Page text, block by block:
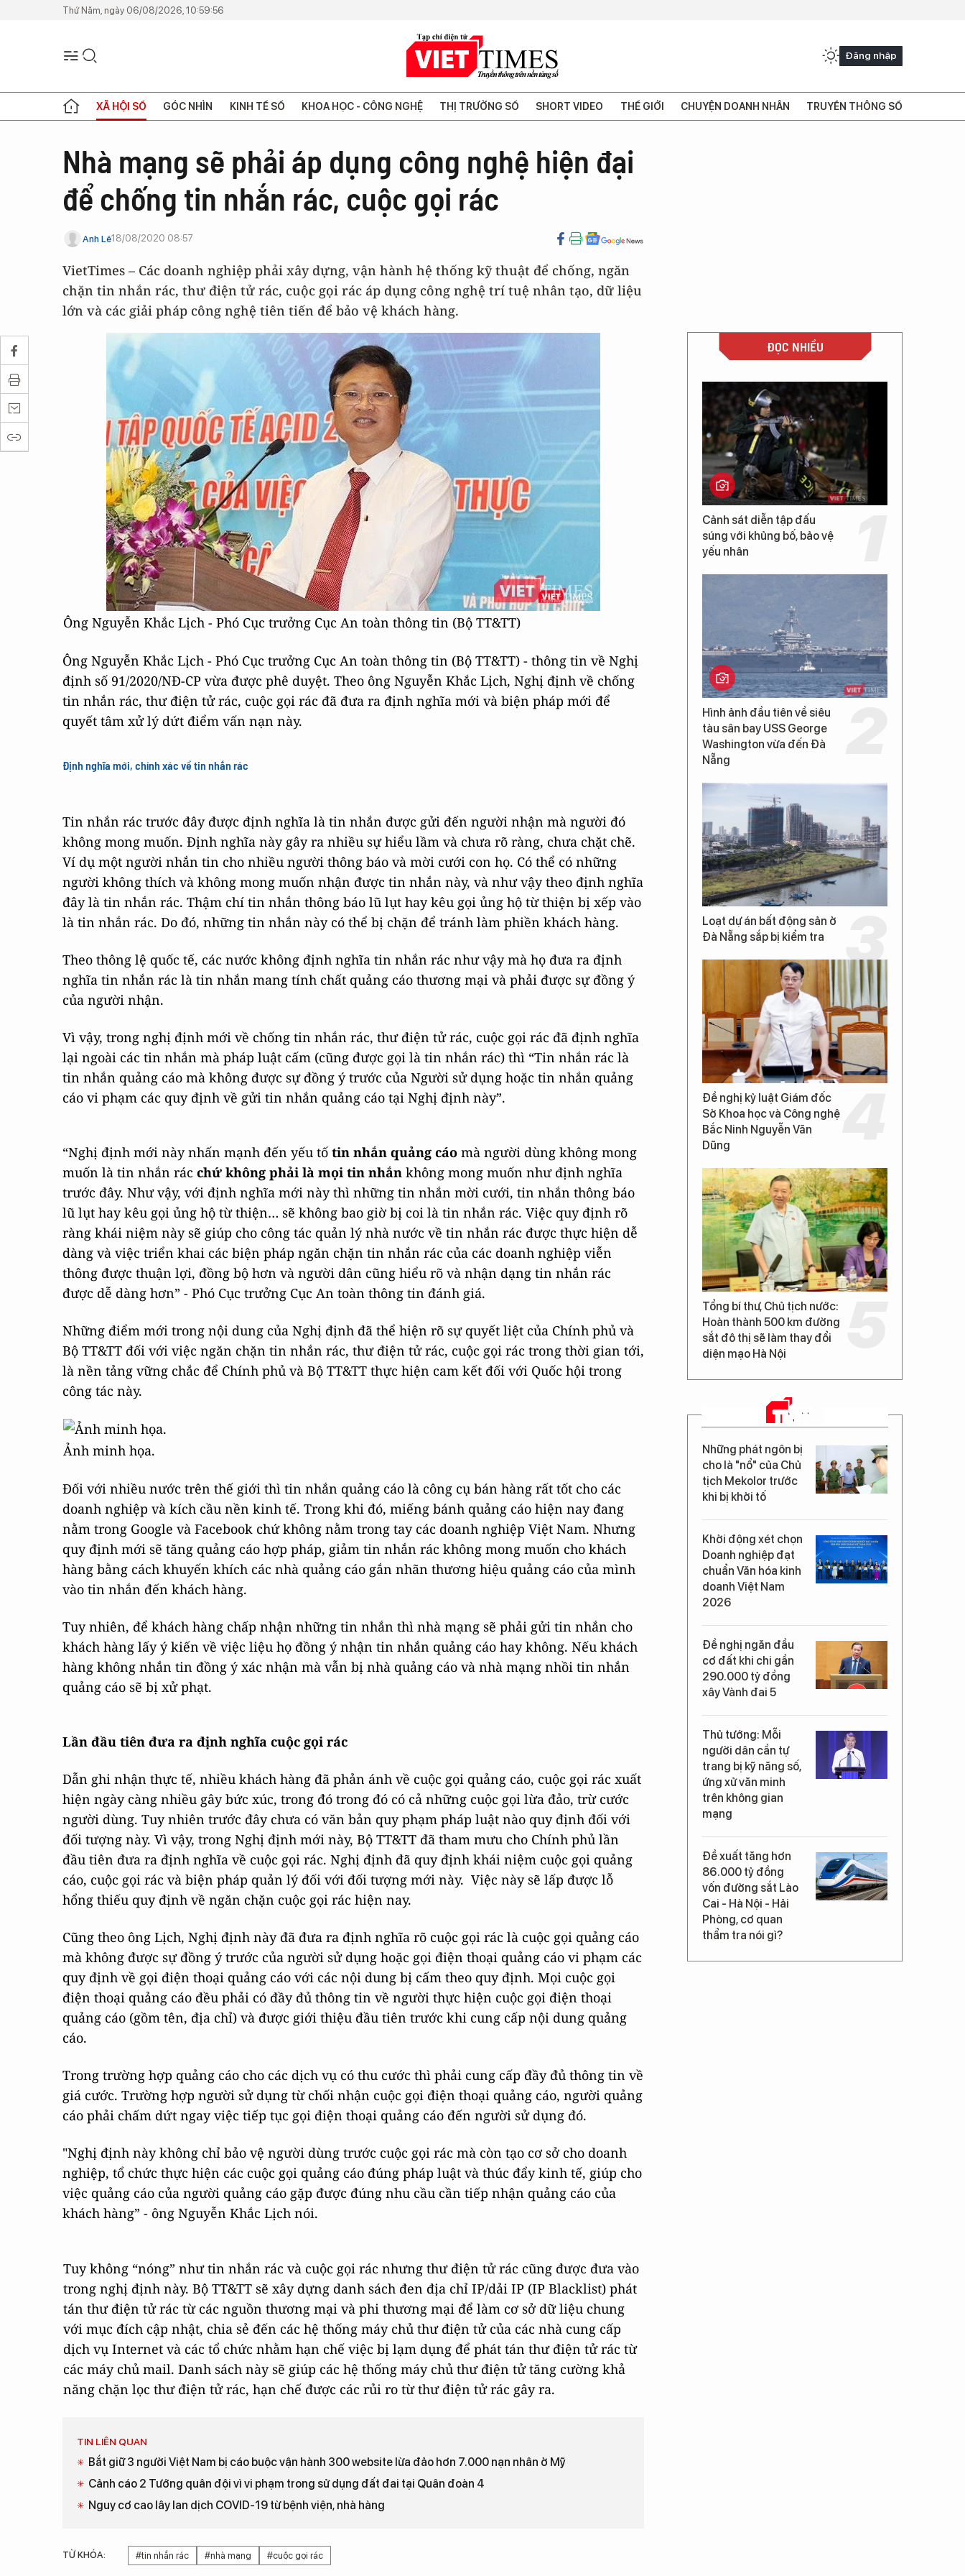
Thứ Năm, ngày 06/08/2026, 10:59:56
Đăng nhập
XÃ HỘI SỐ GÓC NHÌN KINH TẾ SỐ KHOA HỌC - CÔNG NGHỆ THỊ TRƯỜNG SỐ SHORT VIDEO THẾ GIỚI CHUYỆN DOANH NHÂN TRUYỀN THÔNG SỐ
Nhà mạng sẽ phải áp dụng công nghệ hiện đại
để chống tin nhắn rác, cuộc gọi rác
Anh Lê18/08/2020 08:57
VietTimes – Các doanh nghiệp phải xây dựng, vận hành hệ thống kỹ thuật để chống, ngăn
chặn tin nhắn rác, thư điện tử rác, cuộc gọi rác áp dụng công nghệ trí tuệ nhân tạo, dữ liệu
lớn và các giải pháp công nghệ tiên tiến để bảo vệ khách hàng.
Ông Nguyễn Khắc Lịch - Phó Cục trưởng Cục An toàn thông tin (Bộ TT&TT)
Ông Nguyễn Khắc Lịch - Phó Cục trưởng Cục An toàn thông tin (Bộ TT&TT) - thông tin về Nghị
định số 91/2020/NĐ-CP vừa được phê duyệt. Theo ông Nguyễn Khắc Lịch, Nghị định về chống
tin nhắn rác, thư điện tử rác, cuộc gọi rác đã đưa ra định nghĩa mới và biện pháp mới để
quyết tâm xử lý dứt điểm vấn nạn này.
Định nghĩa mới, chính xác về tin nhắn rác
Tin nhắn rác trước đây được định nghĩa là tin nhắn được gửi đến người nhận mà người đó
không mong muốn. Định nghĩa này gây ra nhiều sự hiểu lầm và chưa rõ ràng, chưa chặt chẽ.
Ví dụ một người nhắn tin cho nhiều người thông báo và mời cưới con họ. Có thể có những
người không thích và không mong muốn nhận được tin nhắn này, và như vậy theo định nghĩa
đây là tin nhắn rác. Thậm chí tin nhắn thông báo lũ lụt hay kêu gọi ủng hộ từ thiện bị xếp vào
là tin nhắn rác. Do đó, những tin nhắn này có thể bị chặn để tránh làm phiền khách hàng.
Theo thông lệ quốc tế, các nước không định nghĩa tin nhắn rác như vậy mà họ đưa ra định
nghĩa tin nhắn rác là tin nhắn mang tính chất quảng cáo thương mại và phải được sự đồng ý
của người nhận.
Vì vậy, trong nghị định mới về chống tin nhắn rác, thư điện tử rác, cuộc gọi rác đã định nghĩa
lại ngoài các tin nhắn mà pháp luật cấm (cũng được gọi là tin nhắn rác) thì “Tin nhắn rác là
tin nhắn quảng cáo mà không được sự đồng ý trước của Người sử dụng hoặc tin nhắn quảng
cáo vi phạm các quy định về gửi tin nhắn quảng cáo tại Nghị định này”.
“Nghị định mới này nhấn mạnh đến yếu tố tin nhắn quảng cáo mà người dùng không mong
muốn là tin nhắn rác chứ không phải là mọi tin nhắn không mong muốn như định nghĩa
trước đây. Như vậy, với định nghĩa mới này thì những tin nhắn mời cưới, tin nhắn thông báo
lũ lụt hay kêu gọi ủng hộ từ thiện… sẽ không bao giờ bị coi là tin nhắn rác. Việc quy định rõ
ràng khái niệm này sẽ giúp cho công tác quản lý nhà nước về tin nhắn rác được thực hiện dễ
dàng và việc triển khai các biện pháp ngăn chặn tin nhắn rác của các doanh nghiệp viễn
thông được thuận lợi, đồng bộ hơn và người dân cũng hiểu rõ và nhận dạng tin nhắn rác
được dễ dàng hơn” - Phó Cục trưởng Cục An toàn thông tin đánh giá.
Những điểm mới trong nội dung của Nghị định đã thể hiện rõ sự quyết liệt của Chính phủ và
Bộ TT&TT đối với việc ngăn chặn tin nhắn rác, thư điện tử rác, cuộc gọi rác trong thời gian tới,
là nền tảng vững chắc để Chính phủ và Bộ TT&TT thực hiện cam kết đối với Quốc hội trong
công tác này.
Ảnh minh họa.
Đối với nhiều nước trên thế giới thì tin nhắn quảng cáo là công cụ bán hàng rất tốt cho các
doanh nghiệp và kích cầu nền kinh tế. Trong khi đó, miếng bánh quảng cáo hiện nay đang
nằm trong Google và Facebook chứ không nằm trong tay các doanh nghiệp Việt Nam. Nhưng
quy định mới sẽ tăng quảng cáo hợp pháp, giảm tin nhắn rác không mong muốn cho khách
hàng bằng cách khuyến khích các nhà quảng cáo gắn nhãn thương hiệu quảng cáo của mình
vào tin nhắn đến khách hàng.
Tuy nhiên, để khách hàng chấp nhận những tin nhắn thì nhà mạng sẽ phải gửi tin nhắn cho
khách hàng lấy ý kiến về việc liệu họ đồng ý nhận tin nhắn quảng cáo hay không. Nếu khách
hàng không nhắn tin đồng ý xác nhận mà vẫn bị nhà quảng cáo và nhà mạng nhồi tin nhắn
quảng cáo sẽ bị xử phạt.
Lần đầu tiên đưa ra định nghĩa cuộc gọi rác
Dẫn ghi nhận thực tế, nhiều khách hàng đã phản ánh về cuộc gọi quảng cáo, cuộc gọi rác xuất
hiện ngày càng nhiều gây bức xúc, trong đó trong đó có cả những cuộc gọi lừa đảo, trừ cước
người dùng. Tuy nhiên trước đây chưa có văn bản quy phạm pháp luật nào quy định đối với
đối tượng này. Vì vậy, trong Nghị định mới này, Bộ TT&TT đã tham mưu cho Chính phủ lần
đầu tiên đưa ra định nghĩa về cuộc gọi rác. Nghị định đã quy định khái niệm cuộc gọi quảng
cáo, cuộc gọi rác và biện pháp quản lý đối với đối tượng mới này. Việc này sẽ lấp được lỗ
hổng thiếu quy định về ngăn chặn cuộc gọi rác hiện nay.
Cũng theo ông Lịch, Nghị định này đã đưa ra định nghĩa rõ cuộc gọi rác là cuộc gọi quảng cáo
mà không được sự đồng ý trước của người sử dụng hoặc gọi điện thoại quảng cáo vi phạm các
quy định về gọi điện thoại quảng cáo với các nội dung bị cấm theo quy định. Mọi cuộc gọi
điện thoại quảng cáo đều phải có đầy đủ thông tin về người thực hiện cuộc gọi điện thoại
quảng cáo (gồm tên, địa chỉ) và được giới thiệu đầu tiên trước khi cung cấp nội dung quảng
cáo.
Trong trường hợp quảng cáo cho các dịch vụ có thu cước thì phải cung cấp đầy đủ thông tin về
giá cước. Trường hợp người sử dụng từ chối nhận cuộc gọi điện thoại quảng cáo, người quảng
cáo phải chấm dứt ngay việc tiếp tục gọi điện thoại quảng cáo đến người sử dụng đó.
"Nghị định này không chỉ bảo vệ người dùng trước cuộc gọi rác mà còn tạo cơ sở cho doanh
nghiệp, tổ chức thực hiện các cuộc gọi quảng cáo đúng pháp luật và thúc đẩy kinh tế, giúp cho
việc quảng cáo của người quảng cáo gặp được đúng nhu cầu cần tiếp nhận quảng cáo của
khách hàng” - ông Nguyễn Khắc Lịch nói.
Tuy không “nóng” như tin nhắn rác và cuộc gọi rác nhưng thư điện tử rác cũng được đưa vào
trong nghị định này. Bộ TT&TT sẽ xây dựng danh sách đen địa chỉ IP/dải IP (IP Blacklist) phát
tán thư điện tử rác từ các nguồn thương mại và phi thương mại để làm cơ sở dữ liệu chung
với mục đích cập nhật, chia sẻ đến các hệ thống máy chủ thư điện tử của các nhà cung cấp
dịch vụ Internet và các tổ chức nhằm hạn chế việc bị lạm dụng để phát tán thư điện tử rác từ
các máy chủ mail. Danh sách này sẽ giúp các hệ thống máy chủ thư điện tử tăng cường khả
năng chặn lọc thư điện tử rác, hạn chế được các rủi ro từ thư điện tử rác gây ra.
TIN LIÊN QUAN
Bắt giữ 3 người Việt Nam bị cáo buộc vận hành 300 website lừa đảo hơn 7.000 nạn nhân ở Mỹ
Cảnh cáo 2 Tướng quân đội vì vi phạm trong sử dụng đất đai tại Quân đoàn 4
Nguy cơ cao lây lan dịch COVID-19 từ bệnh viện, nhà hàng
TỪ KHÓA: #tin nhắn rác #nhà mạng #cuộc gọi rác
ĐỌC NHIỀU
Cảnh sát diễn tập đấu
súng với khủng bố, bảo vệ
yếu nhân
Hình ảnh đầu tiên về siêu
tàu sân bay USS George
Washington vừa đến Đà
Nẵng
Loạt dự án bất động sản ở
Đà Nẵng sắp bị kiểm tra
Đề nghị kỷ luật Giám đốc
Sở Khoa học và Công nghệ
Bắc Ninh Nguyễn Văn
Dũng
Tổng bí thư, Chủ tịch nước:
Hoàn thành 500 km đường
sắt đô thị sẽ làm thay đổi
diện mạo Hà Nội
TIN MỚI
Những phát ngôn bị
cho là "nổ" của Chủ
tịch Mekolor trước
khi bị khởi tố
Khởi động xét chọn
Doanh nghiệp đạt
chuẩn Văn hóa kinh
doanh Việt Nam
2026
Đề nghị ngăn đầu
cơ đất khi chi gần
290.000 tỷ đồng
xây Vành đai 5
Thủ tướng: Mỗi
người dân cần tự
trang bị kỹ năng số,
ứng xử văn minh
trên không gian
mạng
Đề xuất tăng hơn
86.000 tỷ đồng
vốn đường sắt Lào
Cai - Hà Nội - Hải
Phòng, cơ quan
thẩm tra nói gì?